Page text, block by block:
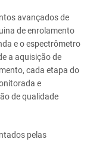
avançados de
de enrolamento
e o espectrômetro
a aquisição de
cada etapa do
e
de qualidade
pelas